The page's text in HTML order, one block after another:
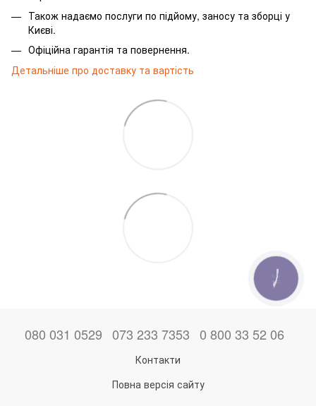
Також надаємо послуги по підйому, заносу та зборці у
Києві.
Офіційна гарантія та повернення.
Детальніше про доставку та вартість
080 031 0529 073 233 7353 0 800 33 52 06
Контакти
Повна версія сайту
КНОПКА
ЗВ'ЯЗКУ